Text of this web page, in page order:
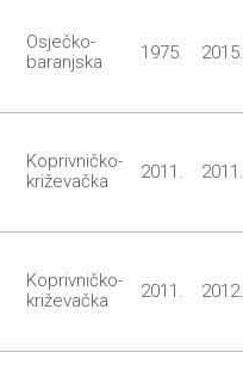
Osječko-
baranjska
1975. 2015.
Koprivničko-
križevačka
2011. 2011.
Koprivničko-
križevačka
2011. 2012.